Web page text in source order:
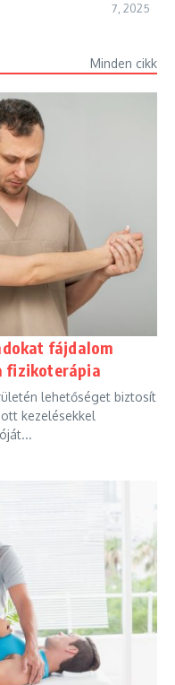
7, 2025
Minden cikk
fájdalom
fizikoterápia
lehetőséget biztosít
kezelésekkel